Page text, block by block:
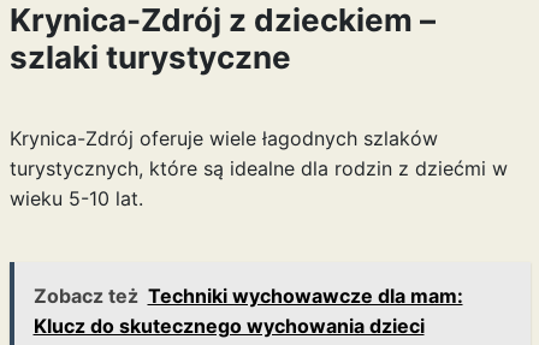
Krynica-Zdrój z dzieckiem –
szlaki turystyczne
Krynica-Zdrój oferuje wiele łagodnych szlaków
turystycznych, które są idealne dla rodzin z dziećmi w
wieku 5-10 lat.
Zobacz też Techniki wychowawcze dla mam:
Klucz do skutecznego wychowania dzieci